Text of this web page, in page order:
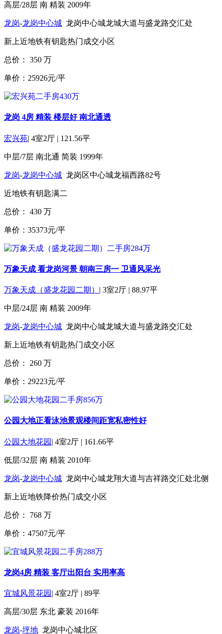
高层/28层 南 精装 2009年
龙岗-龙岗中心城 龙岗中心城龙城大道与盛龙路交汇处
新上近地铁有钥匙热门成交小区
总价： 350 万
单价：25926元/平
龙岗 4房 精装 楼层好 南北通透
宏兴苑| 4室2厅 | 121.56平
中层/7层 南北通 简装 1999年
龙岗-龙岗中心城 龙岗区中心城龙福西路82号
近地铁有钥匙满二
总价： 430 万
单价：35373元/平
万象天成 看龙岗河景 朝南三房一 卫通风采光
万象天成（盛龙花园二期） | 3室2厅 | 88.97平
中层/24层 南 精装 2009年
龙岗-龙岗中心城 龙岗中心城龙城大道与盛龙路交汇处
新上近地铁有钥匙热门成交小区
总价： 260 万
单价：29223元/平
公园大地正看泳池景观楼间距宽私密性好
公园大地花园 | 4室2厅 | 161.66平
低层/32层 南 精装 2010年
龙岗-龙岗中心城 龙岗中心城龙翔大道与吉祥路交汇处北侧
新上近地铁降价热门成交小区
总价： 768 万
单价：47507元/平
龙岗4房 精装 客厅出阳台 实用率高
宜城风景花园 | 4室2厅 | 89平
高层/30层 东北 豪装 2016年
龙岗-坪地 龙岗中心城北区